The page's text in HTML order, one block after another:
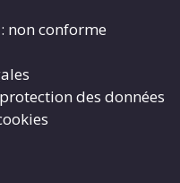
non conforme
des données